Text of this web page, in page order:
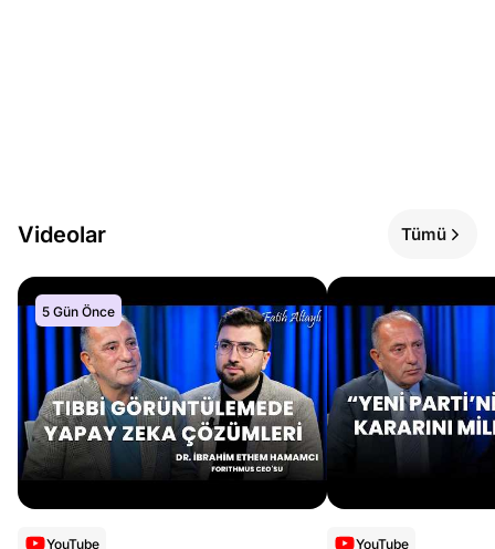
Videolar Tümü
5 Gün Önce
YouTube YouTube